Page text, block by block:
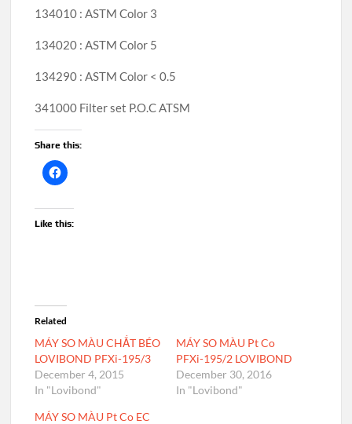
134010 : ASTM Color 3
134020 : ASTM Color 5
134290 : ASTM Color < 0.5
341000 Filter set P.O.C ATSM
Share this:
Like this:
Related
MÁY SO MÀU CHẤT BÉO
LOVIBOND PFXi-195/3
December 4, 2015
In "Lovibond"
MÁY SO MÀU Pt Co
PFXi-195/2 LOVIBOND
December 30, 2016
In "Lovibond"
MÁY SO MÀU Pt Co EC